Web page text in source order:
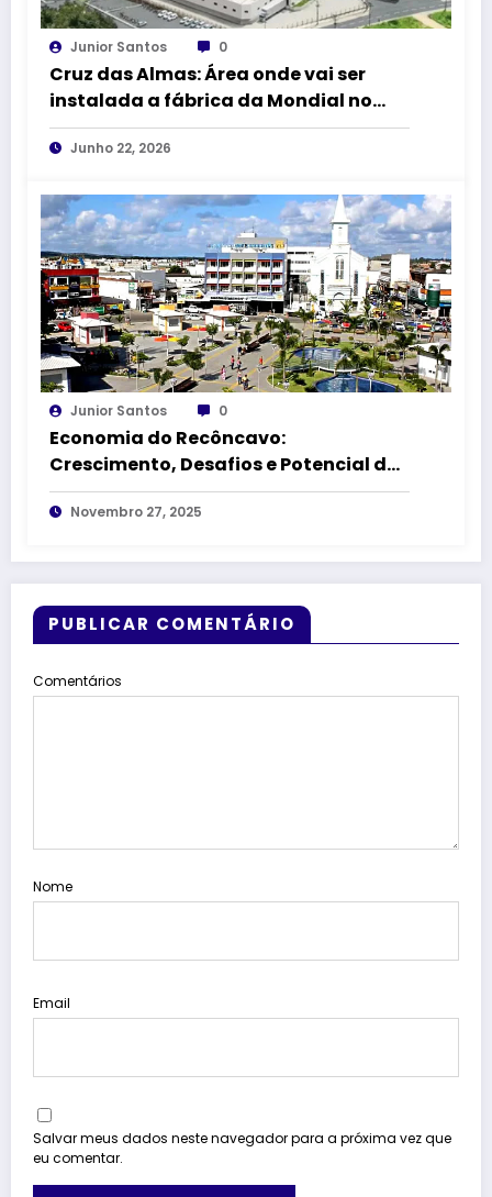
Junior Santos 0
Cruz das Almas: Área onde vai ser
instalada a fábrica da Mondial no
DICA II vai receber 1,5 km de
pavimentação asfáltica
Junho 22, 2026
Junior Santos 0
Economia do Recôncavo:
Crescimento, Desafios e Potencial das
Principais Cidades
Novembro 27, 2025
PUBLICAR COMENTÁRIO
Comentários
Nome
Email
Salvar meus dados neste navegador para a próxima vez que
eu comentar.